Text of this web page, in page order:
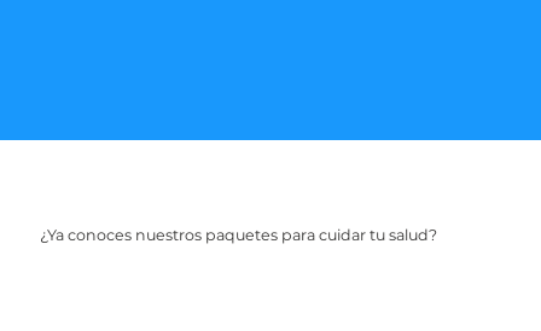
¿Ya conoces nuestros paquetes para cuidar tu salud?